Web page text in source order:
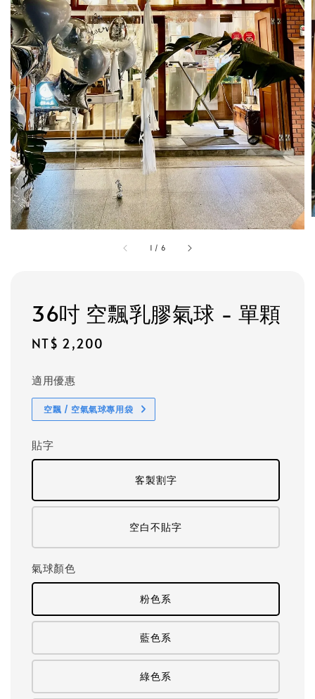
1 / 6
36吋 空飄乳膠氣球 - 單顆
Regular
NT$ 2,200
適用優惠
空飄 / 空氣氣球專用袋
貼字
客製割字
空白不貼字
氣球顏色
粉色系
藍色系
綠色系